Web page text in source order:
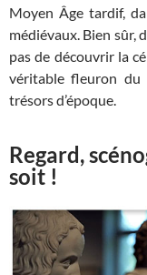
Moyen Âge tardif,
médiévaux. Bien sûr,
pas de découvrir la
véritable fleuron du
trésors d’époque.
Regard,
soit !